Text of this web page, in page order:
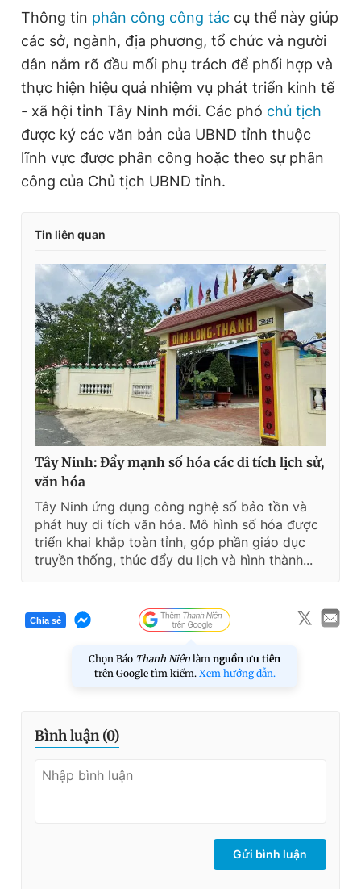
Thông tin phân công công tác cụ thể này giúp
các sở, ngành, địa phương, tổ chức và người
dân nắm rõ đầu mối phụ trách để phối hợp và
thực hiện hiệu quả nhiệm vụ phát triển kinh tế
- xã hội tỉnh Tây Ninh mới. Các phó chủ tịch
được ký các văn bản của UBND tỉnh thuộc
lĩnh vực được phân công hoặc theo sự phân
công của Chủ tịch UBND tỉnh.
Tin liên quan
Tây Ninh: Đẩy mạnh số hóa các di tích lịch sử,
văn hóa
Tây Ninh ứng dụng công nghệ số bảo tồn và
phát huy di tích văn hóa. Mô hình số hóa được
triển khai khắp toàn tỉnh, góp phần giáo dục
truyền thống, thúc đẩy du lịch và hình thành...
Chia sẻ
Chọn Báo Thanh Niên làm nguồn ưu tiên
trên Google tìm kiếm. Xem hướng dẫn.
Bình luận (0)
Gửi bình luận